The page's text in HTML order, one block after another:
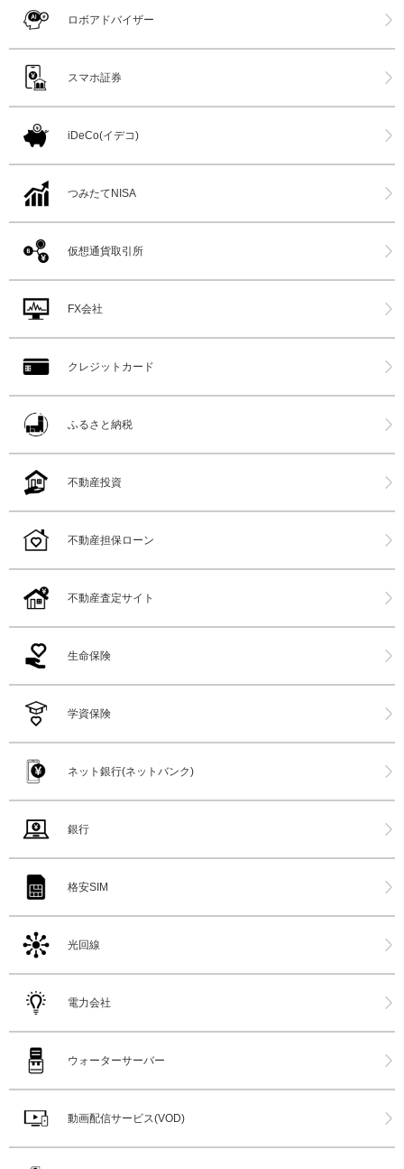
ロボアドバイザー
スマホ証券
iDeCo(イデコ)
つみたてNISA
仮想通貨取引所
FX会社
クレジットカード
ふるさと納税
不動産投資
不動産担保ローン
不動産査定サイト
生命保険
学資保険
ネット銀行(ネットバンク)
銀行
格安SIM
光回線
電力会社
ウォーターサーバー
動画配信サービス(VOD)